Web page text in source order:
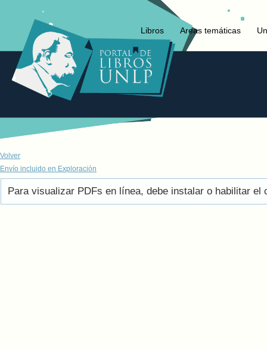
Libros Areas temáticas
Volver
Envío incluido en Exploración
Para visualizar PDFs en línea, debe instalar o habilitar el